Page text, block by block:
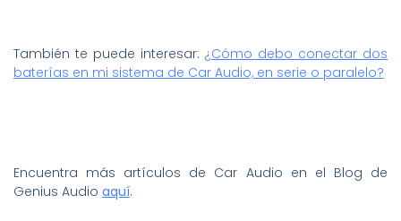
También te puede interesar: ¿Cómo debo conectar dos
baterías en mi sistema de Car Audio, en serie o paralelo?
Encuentra más artículos de Car Audio en el Blog de
Genius Audio aquí.